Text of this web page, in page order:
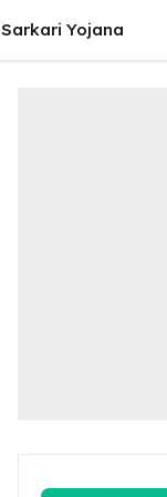
Sarkari Yojana